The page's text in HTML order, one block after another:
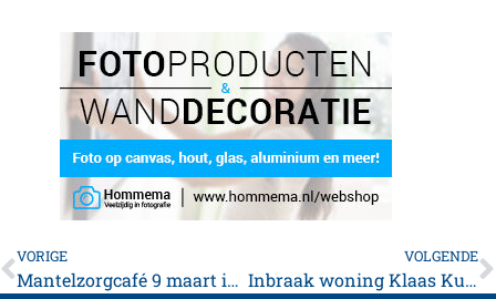
VORIGE
Mantelzorgcafé 9 maart in De Skûle
VOLGENDE
Inbraak woning Klaas Kuikenstraat